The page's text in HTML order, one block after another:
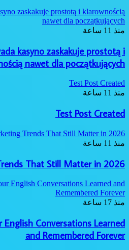
zaskakuje prostotą i klarownością
nawet dla początkujących
منذ 11 ساعة
kasyno zaskakuje prostotą i
nawet dla początkujących
Test Post Created
منذ 11 ساعة
Test Post Created
Trends That Still Matter in 2026
منذ 11 ساعة
That Still Matter in 2026
English Conversations Learned and
Remembered Forever
منذ 17 ساعة
English Conversations Learned
and Remembered Forever